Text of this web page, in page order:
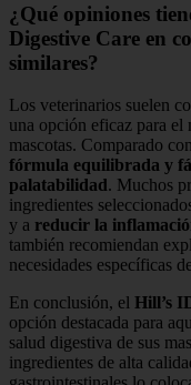
¿Qué opiniones
Digestive Care en
similares?
Los veterinarios suelen
una opción eficaz para el
mascotas. Comparado
fórmula equilibrada y
palatabilidad . Muchos
ingredientes
y a reducir la
también recomiendan
necesidades específicas
En conclusión, el Hill’s
opción destacada para
salud digestiva de sus
ingredientes de alta